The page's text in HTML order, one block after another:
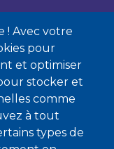
! Avec votre
pour
et optimiser
stocker et
comme
à tout
types de